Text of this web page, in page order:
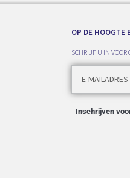
OP DE HOOGTE
SCHRIJF U IN
Inschrijven